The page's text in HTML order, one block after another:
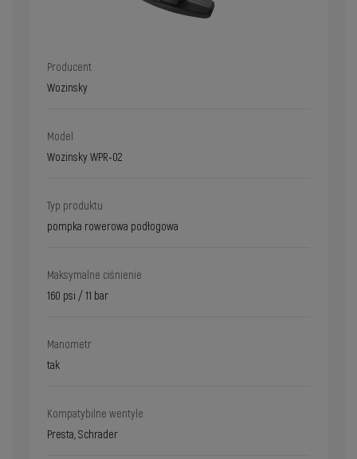
Producent
Wozinsky
Model
Wozinsky WPR-02
Typ produktu
pompka rowerowa podłogowa
Maksymalne ciśnienie
160 psi / 11 bar
Manometr
tak
Kompatybilne wentyle
Presta, Schrader